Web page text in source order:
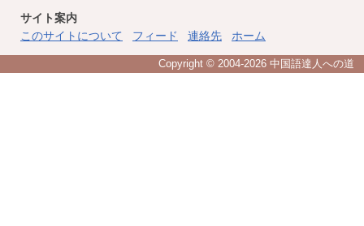
サイト案内
このサイトについて
フィード 連絡先 ホーム
Copyright © 2004-2026 中国語達人への道